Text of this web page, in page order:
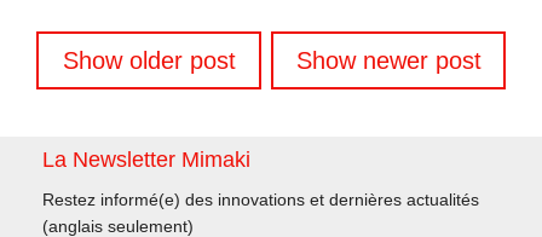
Navigation
des
Show older post Show newer post
La Newsletter Mimaki
Restez informé(e) des innovations et dernières actualités
(anglais seulement)